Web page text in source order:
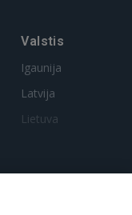
Valstis
Igaunija
Latvija
Lietuva